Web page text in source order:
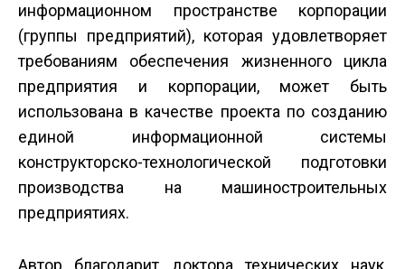
информационном пространстве корпорации
(группы предприятий), которая удовлетворяет
требованиям обеспечения жизненного цикла
предприятия и корпорации, может быть
использована в качестве проекта по созданию
единой информационной системы
конструкторско-технологической подготовки
производства на машиностроительных
предприятиях.
Автор благодарит доктора технических наук,